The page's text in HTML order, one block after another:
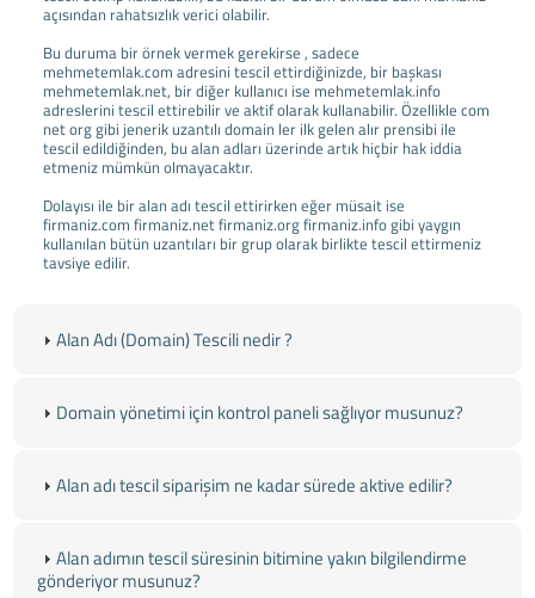
açısından rahatsızlık verici olabilir.
Bu duruma bir örnek vermek gerekirse , sadece
mehmetemlak.com adresini tescil ettirdiğinizde, bir başkası
mehmetemlak.net, bir diğer kullanıcı ise mehmetemlak.info
adreslerini tescil ettirebilir ve aktif olarak kullanabilir. Özellikle com
net org gibi jenerik uzantılı domain ler ilk gelen alır prensibi ile
tescil edildiğinden, bu alan adları üzerinde artık hiçbir hak iddia
etmeniz mümkün olmayacaktır.
Dolayısı ile bir alan adı tescil ettirirken eğer müsait ise
firmaniz.com firmaniz.net firmaniz.org firmaniz.info gibi yaygın
kullanılan bütün uzantıları bir grup olarak birlikte tescil ettirmeniz
tavsiye edilir.
Alan Adı (Domain) Tescili nedir ?
Domain yönetimi için kontrol paneli sağlıyor musunuz?
Alan adı tescil siparişim ne kadar sürede aktive edilir?
Alan adımın tescil süresinin bitimine yakın bilgilendirme
gönderiyor musunuz?